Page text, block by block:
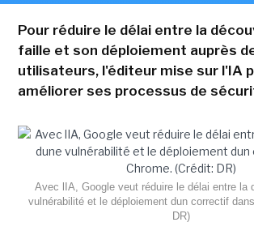
Pour réduire le délai entre la
faille et son déploiement auprès
utilisateurs, l'éditeur mise sur l'IA
améliorer ses processus de
Avec lIA, Google veut réduire le délai entre la
vulnérabilité et le déploiement dun correctif
DR)